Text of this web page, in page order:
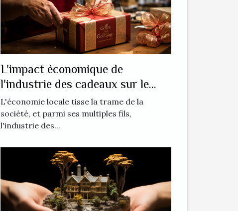
L'impact économique de
l'industrie des cadeaux sur le
commerce local
L'économie locale tisse la trame de la
société, et parmi ses multiples fils,
l'industrie des...